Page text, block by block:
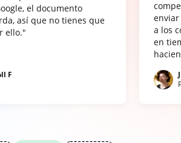
el documento
así que no tienes que
ello."
F
a los
en